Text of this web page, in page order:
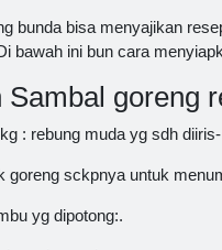
bunda bisa menyajikan
bawah ini bun cara
Sambal goreng
: rebung muda yg sdh
goreng sckpnya untuk
yg dipotong:.